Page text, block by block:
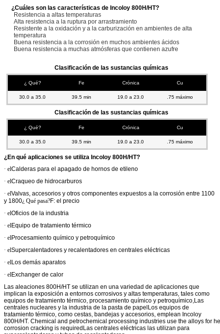
¿Cuáles son las características de Incoloy 800H/HT?
Resistencia a altas temperaturas
Alta resistencia a la ruptura por arrastramiento
Resistente a la oxidación y a la carburización en ambientes de alta
temperatura
Buena resistencia a la corrosión en muchos ambientes ácidos
Buena resistencia a muchas atmósferas que contienen azufre
Clasificación de las sustancias químicas
¿ Qué? Fe Crónica Cu
30.0 a 35.0 39.5 min 19.0 a 23.0 .75 máximo
Clasificación de las sustancias químicas
¿ Qué? Fe Crónica Cu
30.0 a 35.0 39.5 min 19.0 a 23.0 .75 máximo
¿En qué aplicaciones se utiliza Incoloy 800H/HT?
· elCalderas para el apagado de hornos de etileno
· elCraqueo de hidrocarburos
· elValvas, accesorios y otros componentes expuestos a la corrosión entre 1100
y 1800¿ Qué pasa?F: el precio
· elOficios de la industria
· elEquipo de tratamiento térmico
· elProcesamiento químico y petroquímico
· elSupercalentadores y recalentadores en centrales eléctricas
· elLos demás aparatos
· elExchanger de calor
Las aleaciones 800H/HT se utilizan en una variedad de aplicaciones que
implican la exposición a entornos corrosivos y altas temperaturas, tales como
equipos de tratamiento térmico, procesamiento químico y petroquímico,Las
centrales nucleares y la industria de la pasta de papelLos equipos de
tratamiento térmico, como cestas, bandejas y accesorios, emplean Incoloy
800H/HT. Chemical and petrochemical processing industries use the alloys for
corrosion cracking is requiredLas centrales eléctricas las utilizan para